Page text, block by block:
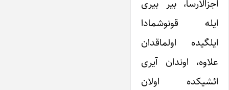
اجزالارسا، بیر بیری
ایله قونوشمادا
ایلگیده اولماقدان
علاوه، اوندان آیری
ائشیکده اولان